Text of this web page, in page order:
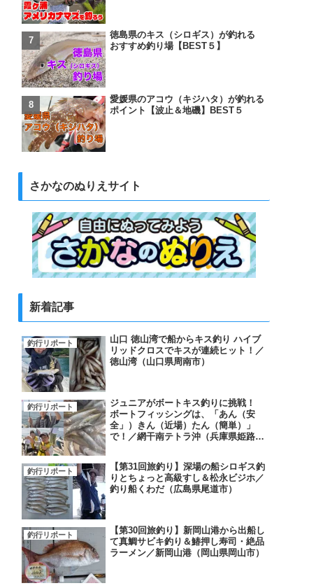
徳島県のキス（シロギス）が釣れる
おすすめ釣り場【BEST５】
愛媛県のアコウ（キジハタ）が釣れる
ポイント【波止＆地磯】BEST５
さかなのぬりえサイト
新着記事
釣行リポート
山口 徳山湾で船からキス釣り ハイブ
リッドクロスでキスが連続ヒット！／
徳山湾（山口県周南市）
釣行リポート
ジュニアがボートキス釣りに挑戦！
ボートフィッシングは、「あん（安
全」）きん（近場）たん（簡単）」
で！／網干南テトラ沖（兵庫県姫路
釣行リポート
【第31回旅釣り】深場の船シロギス釣
りとちょっと高級すし＆松永ビジホ／
釣り船くわだ（広島県尾道市）
釣行リポート
【第30回旅釣り】新岡山港から出船し
て真鯛サビキ釣り＆鰆押し寿司・絶品
ラーメン／新岡山港（岡山県岡山市）